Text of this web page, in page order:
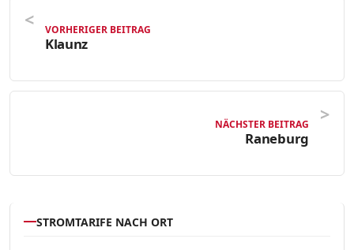
VORHERIGER BEITRAG
Klaunz
NÄCHSTER BEITRAG
Raneburg
STROMTARIFE NACH ORT